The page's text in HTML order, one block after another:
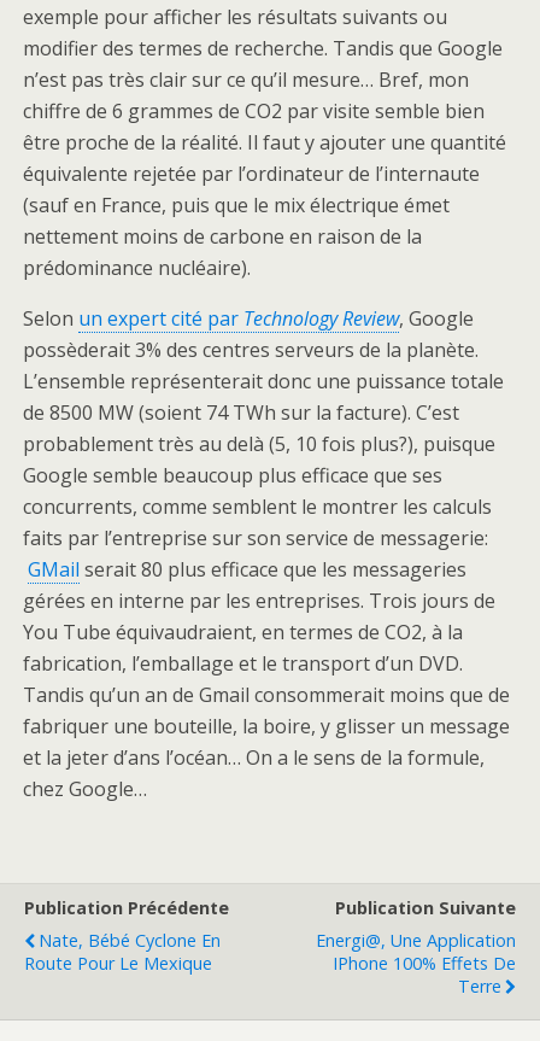
exemple pour afficher les résultats suivants ou
modifier des termes de recherche. Tandis que Google
n’est pas très clair sur ce qu’il mesure… Bref, mon
chiffre de 6 grammes de CO2 par visite semble bien
être proche de la réalité. Il faut y ajouter une quantité
équivalente rejetée par l’ordinateur de l’internaute
(sauf en France, puis que le mix électrique émet
nettement moins de carbone en raison de la
prédominance nucléaire).
Selon un expert cité par Technology Review, Google
possèderait 3% des centres serveurs de la planète.
L’ensemble représenterait donc une puissance totale
de 8500 MW (soient 74 TWh sur la facture). C’est
probablement très au delà (5, 10 fois plus?), puisque
Google semble beaucoup plus efficace que ses
concurrents, comme semblent le montrer les calculs
faits par l’entreprise sur son service de messagerie:
GMail serait 80 plus efficace que les messageries
gérées en interne par les entreprises. Trois jours de
You Tube équivaudraient, en termes de CO2, à la
fabrication, l’emballage et le transport d’un DVD.
Tandis qu’un an de Gmail consommerait moins que de
fabriquer une bouteille, la boire, y glisser un message
et la jeter d’ans l’océan… On a le sens de la formule,
chez Google…
Publication Précédente
Nate, Bébé Cyclone En
Route Pour Le Mexique
Publication Suivante
Energi@, Une Application
IPhone 100% Effets De
Terre